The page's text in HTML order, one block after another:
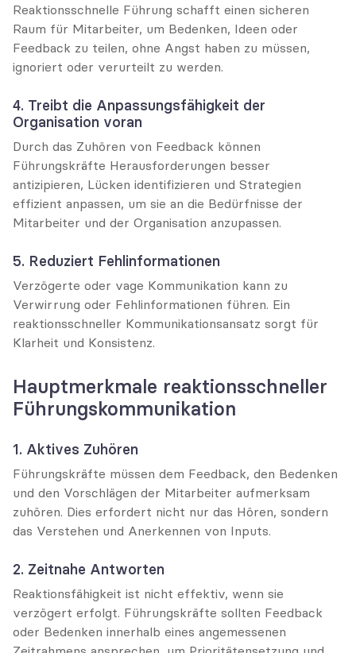
Reaktionsschnelle Führung schafft einen sicheren
Raum für Mitarbeiter, um Bedenken, Ideen oder
Feedback zu teilen, ohne Angst haben zu müssen,
ignoriert oder verurteilt zu werden.
4. Treibt die Anpassungsfähigkeit der
Organisation voran
Durch das Zuhören von Feedback können
Führungskräfte Herausforderungen besser
antizipieren, Lücken identifizieren und Strategien
effizient anpassen, um sie an die Bedürfnisse der
Mitarbeiter und der Organisation anzupassen.
5. Reduziert Fehlinformationen
Verzögerte oder vage Kommunikation kann zu
Verwirrung oder Fehlinformationen führen. Ein
reaktionsschneller Kommunikationsansatz sorgt für
Klarheit und Konsistenz.
Hauptmerkmale reaktionsschneller
Führungskommunikation
1. Aktives Zuhören
Führungskräfte müssen dem Feedback, den Bedenken
und den Vorschlägen der Mitarbeiter aufmerksam
zuhören. Dies erfordert nicht nur das Hören, sondern
das Verstehen und Anerkennen von Inputs.
2. Zeitnahe Antworten
Reaktionsfähigkeit ist nicht effektiv, wenn sie
verzögert erfolgt. Führungskräfte sollten Feedback
oder Bedenken innerhalb eines angemessenen